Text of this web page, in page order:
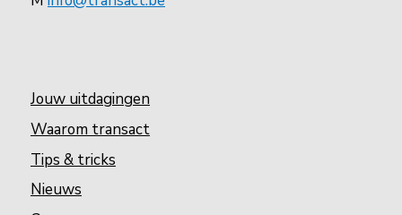
Jouw uitdagingen
Waarom transact
Tips & tricks
Nieuws